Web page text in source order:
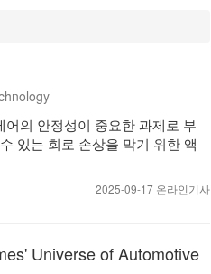
의 안정성이 중요한 과제로 부
있는 회로 손상을 막기 위한 액
2025-09-17 온라인기사
Universe of Automotive